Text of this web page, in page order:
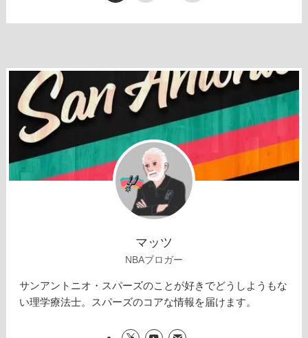
マッツ
NBAブロガー
サンアントニオ・スパーズのことが好きでどうしようもな
い理学療法士。スパーズのコアな情報を届けます。